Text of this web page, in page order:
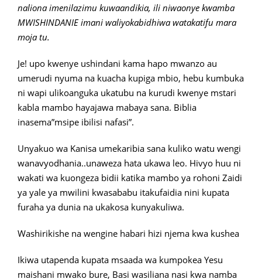
naliona imenilazimu kuwaandikia, ili niwaonye kwamba
MWISHINDANIE imani waliyokabidhiwa watakatifu mara
moja tu.
Je! upo kwenye ushindani kama hapo mwanzo au
umerudi nyuma na kuacha kupiga mbio, hebu kumbuka
ni wapi ulikoanguka ukatubu na kurudi kwenye mstari
kabla mambo hayajawa mabaya sana. Biblia
inasema”msipe ibilisi nafasi”.
Unyakuo wa Kanisa umekaribia sana kuliko watu wengi
wanavyodhania..unaweza hata ukawa leo. Hivyo huu ni
wakati wa kuongeza bidii katika mambo ya rohoni Zaidi
ya yale ya mwilini kwasababu itakufaidia nini kupata
furaha ya dunia na ukakosa kunyakuliwa.
Washirikishe na wengine habari hizi njema kwa kushea
Ikiwa utapenda kupata msaada wa kumpokea Yesu
maishani mwako bure, Basi wasiliana nasi kwa namba